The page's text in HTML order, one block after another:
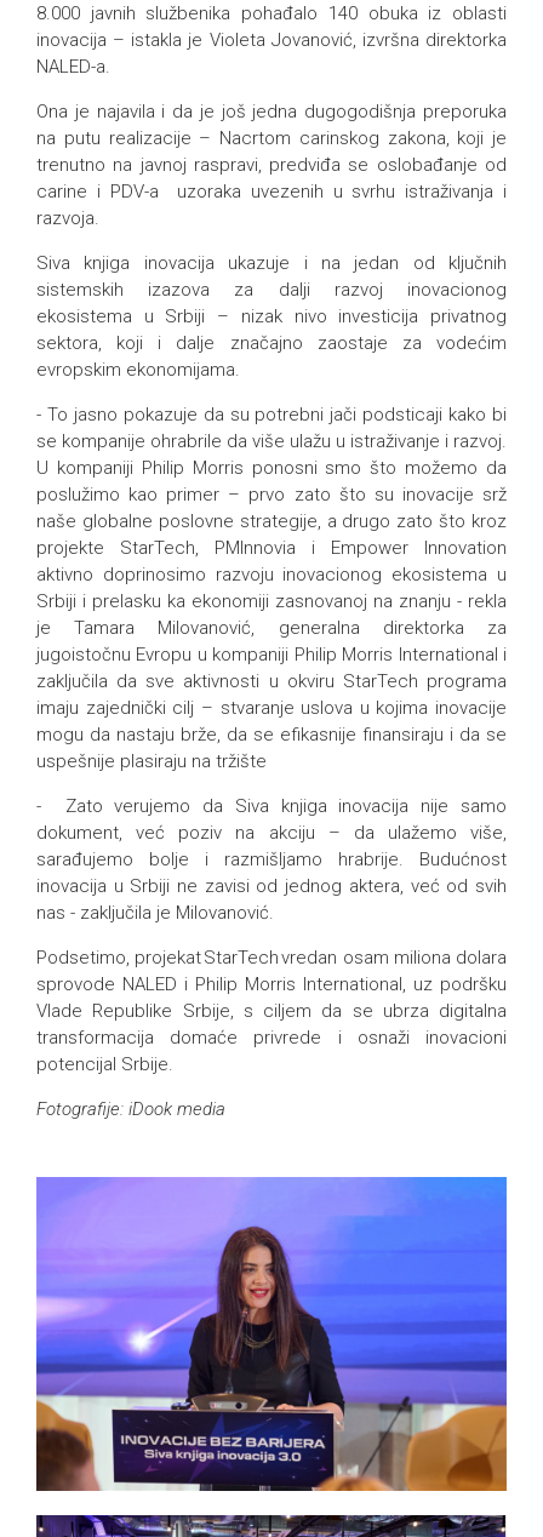
8.000 javnih službenika pohađalo 140 obuka iz oblasti
inovacija – istakla je Violeta Jovanović, izvršna direktorka
NALED-a.
Ona je najavila i da je još jedna dugogodišnja preporuka
na putu realizacije – Nacrtom carinskog zakona, koji je
trenutno na javnoj raspravi, predviđa se oslobađanje od
carine i PDV-a uzoraka uvezenih u svrhu istraživanja i
razvoja.
Siva knjiga inovacija ukazuje i na jedan od ključnih
sistemskih izazova za dalji razvoj inovacionog
ekosistema u Srbiji – nizak nivo investicija privatnog
sektora, koji i dalje značajno zaostaje za vodećim
evropskim ekonomijama.
- To jasno pokazuje da su potrebni jači podsticaji kako bi
se kompanije ohrabrile da više ulažu u istraživanje i razvoj.
U kompaniji Philip Morris ponosni smo što možemo da
poslužimo kao primer – prvo zato što su inovacije srž
naše globalne poslovne strategije, a drugo zato što kroz
projekte StarTech, PMInnovia i Empower Innovation
aktivno doprinosimo razvoju inovacionog ekosistema u
Srbiji i prelasku ka ekonomiji zasnovanoj na znanju - rekla
je Tamara Milovanović, generalna direktorka za
jugoistočnu Evropu u kompaniji Philip Morris International i
zaključila da sve aktivnosti u okviru StarTech programa
imaju zajednički cilj – stvaranje uslova u kojima inovacije
mogu da nastaju brže, da se efikasnije finansiraju i da se
uspešnije plasiraju na tržište
- Zato verujemo da Siva knjiga inovacija nije samo
dokument, već poziv na akciju – da ulažemo više,
sarađujemo bolje i razmišljamo hrabrije. Budućnost
inovacija u Srbiji ne zavisi od jednog aktera, već od svih
nas - zaključila je Milovanović.
Podsetimo, projekat StarTech vredan osam miliona dolara
sprovode NALED i Philip Morris International, uz podršku
Vlade Republike Srbije, s ciljem da se ubrza digitalna
transformacija domaće privrede i osnaži inovacioni
potencijal Srbije.
Fotografije: iDook media